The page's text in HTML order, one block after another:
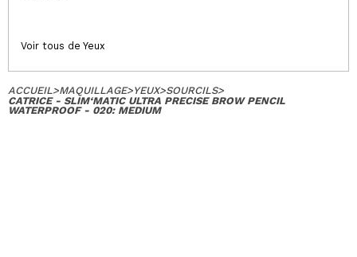
Voir tous de Yeux
ACCUEIL>MAQUILLAGE>YEUX>SOURCILS>
CATRICE - SLIM‘MATIC ULTRA PRECISE BROW PENCIL
WATERPROOF - 020: MEDIUM